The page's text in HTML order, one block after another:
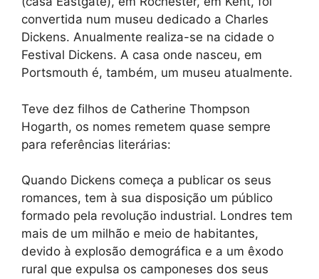
convertida num museu dedicado a Charles
Dickens. Anualmente realiza-se na cidade o
Festival Dickens. A casa onde nasceu, em
Portsmouth é, também, um museu atualmente.
Teve dez filhos de Catherine Thompson
Hogarth, os nomes remetem quase sempre
para referências literárias:
Quando Dickens começa a publicar os seus
romances, tem à sua disposição um público
formado pela revolução industrial. Londres tem
mais de um milhão e meio de habitantes,
devido à explosão demográfica e a um êxodo
rural que expulsa os camponeses dos seus